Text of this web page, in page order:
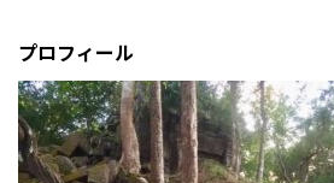
プロフィール